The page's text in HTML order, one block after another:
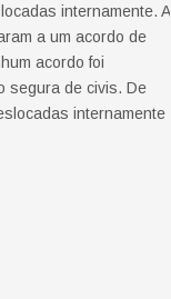
internamente. A
a um acordo de
acordo foi
segura de civis. De
internamente